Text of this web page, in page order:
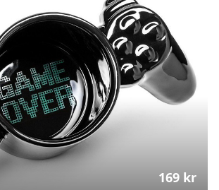
169 kr